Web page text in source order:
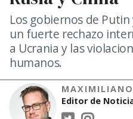
Los gobiernos de
un fuerte rechazo
a Ucrania y las
humanos.
Editor de